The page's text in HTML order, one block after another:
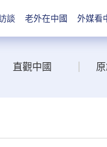
談 老外在中國 外媒看
直觀中國 原